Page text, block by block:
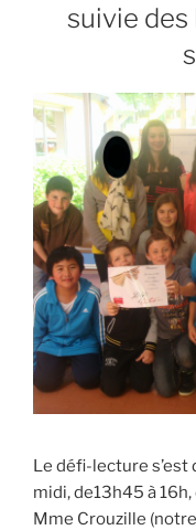
suivie des
Le défi-lecture s’est
midi, de13h45 à 16h,
Mme Crouzille